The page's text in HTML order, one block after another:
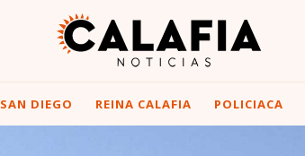
SAN DIEGO REINA CALAFIA POLICIACA